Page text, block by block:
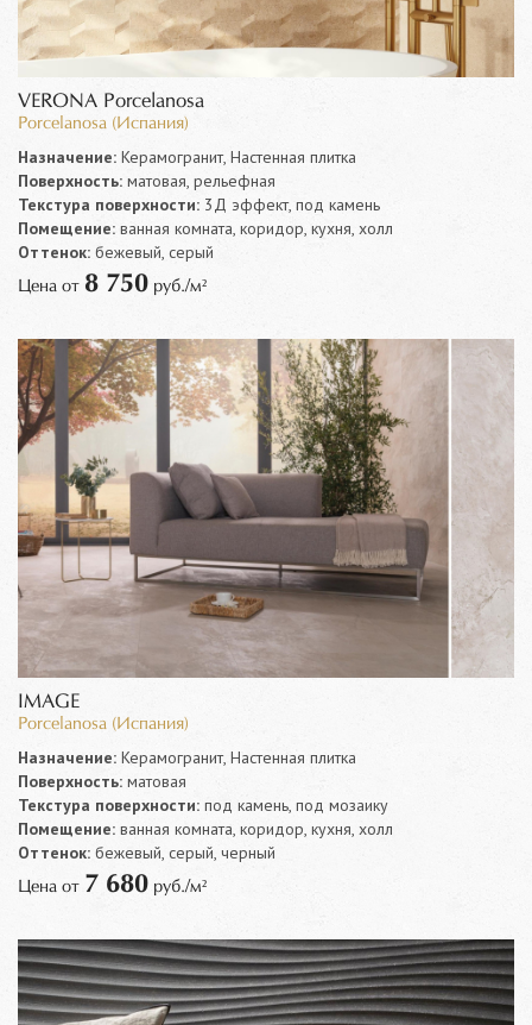
VERONA Porcelanosa
Porcelanosa (Испания)
Назначение: Керамогранит, Настенная плитка
Поверхность: матовая, рельефная
Текстура поверхности: 3Д эффект, под камень
Помещение: ванная комната, коридор, кухня, холл
Оттенок: бежевый, серый
Цена от 8 750 руб./м²
IMAGE
Porcelanosa (Испания)
Назначение: Керамогранит, Настенная плитка
Поверхность: матовая
Текстура поверхности: под камень, под мозаику
Помещение: ванная комната, коридор, кухня, холл
Оттенок: бежевый, серый, черный
Цена от 7 680 руб./м²